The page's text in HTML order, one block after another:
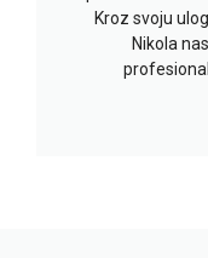
Kroz svoju
Nikola